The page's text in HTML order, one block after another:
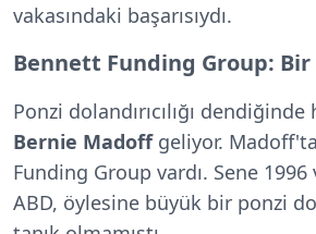
vakasındaki başarısıydı.
Bennett Funding Group: Bir
Ponzi dolandırıcılığı
Bernie Madoffgeliyor.
Funding Group vardı. Sene
ABD, öylesine büyük bir ponzi